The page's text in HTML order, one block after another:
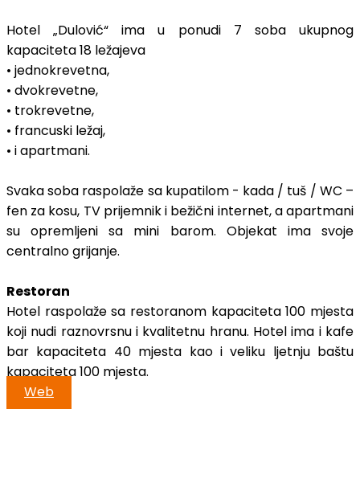
Hotel „Dulović“ ima u ponudi 7 soba ukupnog
kapaciteta 18 ležajeva
• jednokrevetna,
• dvokrevetne,
• trokrevetne,
• francuski ležaj,
• i apartmani.
Svaka soba raspolaže sa kupatilom - kada / tuš / WC –
fen za kosu, TV prijemnik i bežični internet, a apartmani
su opremljeni sa mini barom. Objekat ima svoje
centralno grijanje.
Restoran
Hotel raspolaže sa restoranom kapaciteta 100 mjesta
koji nudi raznovrsnu i kvalitetnu hranu. Hotel ima i kafe
bar kapaciteta 40 mjesta kao i veliku ljetnju baštu
kapaciteta 100 mjesta.
Web